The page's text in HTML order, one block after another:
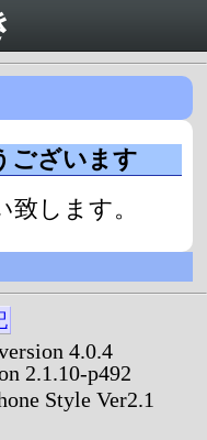
ございます
します。
4.0.4
2.1.10-p492